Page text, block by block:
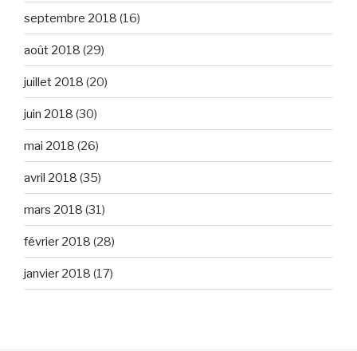
septembre 2018 (16)
août 2018 (29)
juillet 2018 (20)
juin 2018 (30)
mai 2018 (26)
avril 2018 (35)
mars 2018 (31)
février 2018 (28)
janvier 2018 (17)